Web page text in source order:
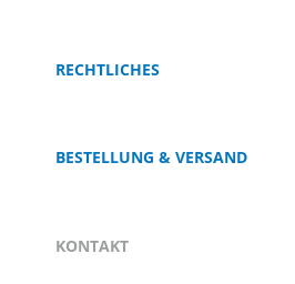
RECHTLICHES
BESTELLUNG & VERSAND
KONTAKT